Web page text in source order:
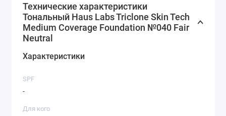
Стойкость в течение дня
Способ применения:
Нанесите небольшое количество тонального крема
или пальцев. При необходимости наслаивайте для
Технические характеристики
Тональный Haus Labs Triclone Skin Tech
Medium Coverage Foundation №040 Fair
Neutral
Характеристики
SPF
-
Для кого